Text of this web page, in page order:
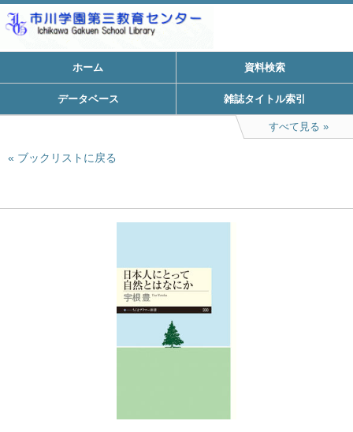
ホーム 資料検索
データベース 雑誌タイトル索引
すべて見る
ブックリストに戻る